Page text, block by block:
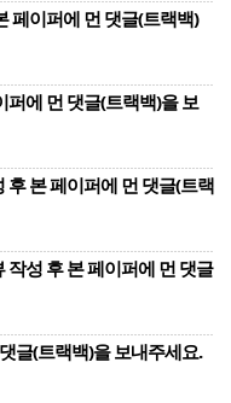
페이퍼에 먼 댓글(트랙백)
에 먼 댓글(트랙백)을 보
본 페이퍼에 먼 댓글(트랙
성 후 본 페이퍼에 먼 댓글
글(트랙백)을 보내주세요.